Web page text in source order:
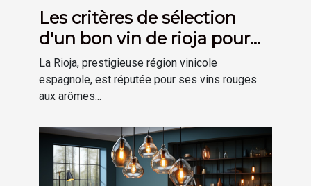
Les critères de sélection
d'un bon vin de rioja pour
votre cave
La Rioja, prestigieuse région vinicole
espagnole, est réputée pour ses vins rouges
aux arômes...